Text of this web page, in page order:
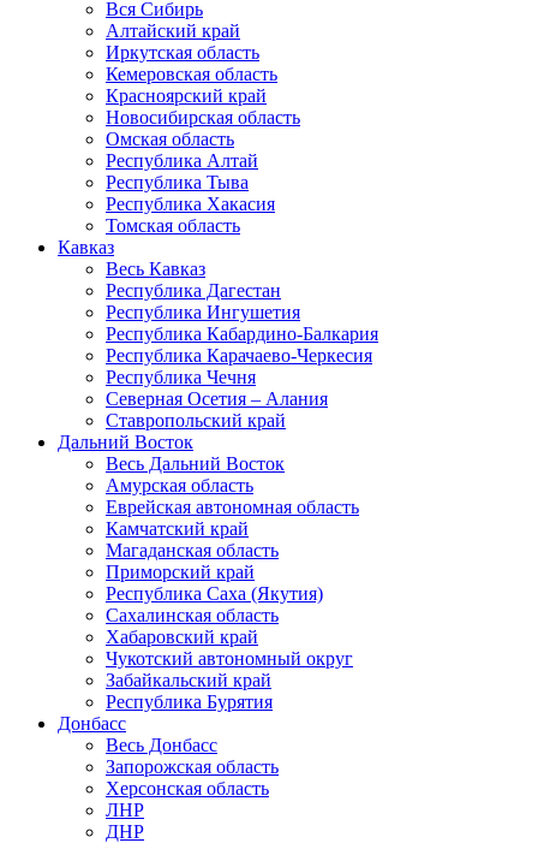
Вся Сибирь
Алтайский край
Иркутская область
Кемеровская область
Красноярский край
Новосибирская область
Омская область
Республика Алтай
Республика Тыва
Республика Хакасия
Томская область
Кавказ
Весь Кавказ
Республика Дагестан
Республика Ингушетия
Республика Кабардино-Балкария
Республика Карачаево-Черкесия
Республика Чечня
Северная Осетия – Алания
Ставропольский край
Дальний Восток
Весь Дальний Восток
Амурская область
Еврейская автономная область
Камчатский край
Магаданская область
Приморский край
Республика Саха (Якутия)
Сахалинская область
Хабаровский край
Чукотский автономный округ
Забайкальский край
Республика Бурятия
Донбасс
Весь Донбасс
Запорожская область
Херсонская область
ЛНР
ДНР